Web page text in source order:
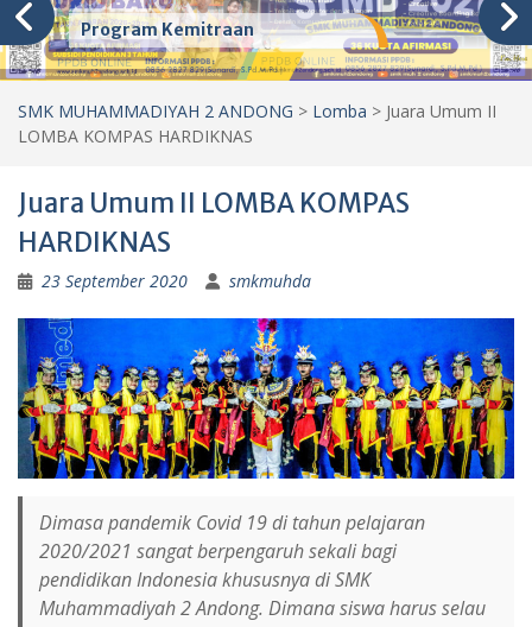
Program Kemitraan
SMK MUHAMMADIYAH 2 ANDONG > Lomba > Juara Umum II
LOMBA KOMPAS HARDIKNAS
Juara Umum II LOMBA KOMPAS
HARDIKNAS
23 September 2020 smkmuhda
Dimasa pandemik Covid 19 di tahun pelajaran
2020/2021 sangat berpengaruh sekali bagi
pendidikan Indonesia khususnya di SMK
Muhammadiyah 2 Andong. Dimana siswa harus selau